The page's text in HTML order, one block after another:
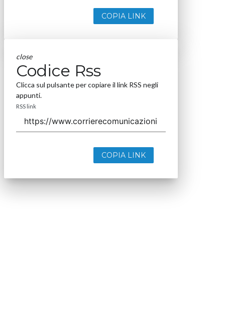
COPIA LINK
close
Codice Rss
Clicca sul pulsante per copiare il link RSS negli
appunti.
RSS link
COPIA LINK